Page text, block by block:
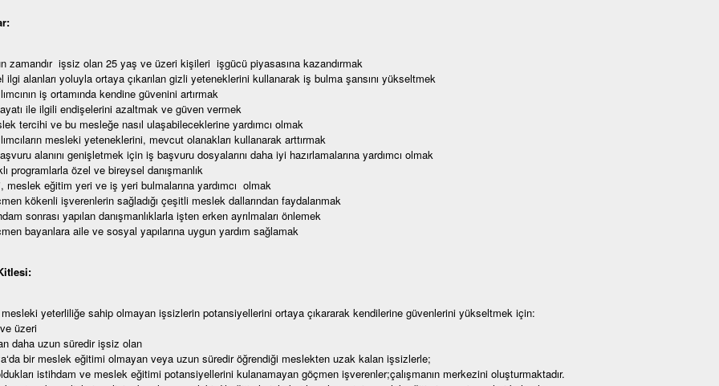
işsiz olan 25 yaş ve üzeri kişileri işgücü piyasasına kazandırmak
alanları yoluyla ortaya çıkarılan gizli yeteneklerini kullanarak iş bulma şansını yükseltmek
iş ortamında kendine güvenini artırmak
ile ilgili endişelerini azaltmak ve güven vermek
tercihi ve bu mesleğe nasıl ulaşabileceklerine yardımcı olmak
mesleki yeteneklerini, mevcut olanakları kullanarak arttırmak
alanını genişletmek için iş başvuru dosyalarını daha iyi hazırlamalarına yardımcı olmak
programlarla özel ve bireysel danışmanlık
eğitim yeri ve iş yeri bulmalarına yardımcı olmak
kökenli işverenlerin sağladığı çeşitli meslek dallarından faydalanmak
sonrası yapılan danışmanlıklarla işten erken ayrılmaları önlemek
bayanlara aile ve sosyal yapılarına uygun yardım sağlamak
yeterliliğe sahip olmayan işsizlerin potansiyellerini ortaya çıkararak kendilerine güvenlerini yükseltmek için:
üzeri
daha uzun süredir işsiz olan
bir meslek eğitimi olmayan veya uzun süredir öğrendiği meslekten uzak kalan işsizlerle;
istihdam ve meslek eğitimi potansiyellerini kulanamayan göçmen işverenler;çalışmanın merkezini oluşturmaktadır.